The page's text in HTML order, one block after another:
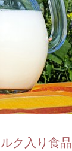
ク入り食品